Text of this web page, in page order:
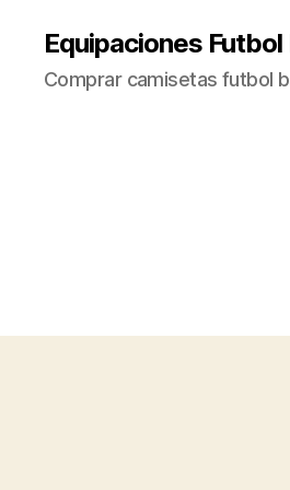
Equipaciones
Comprar camisetas futbol